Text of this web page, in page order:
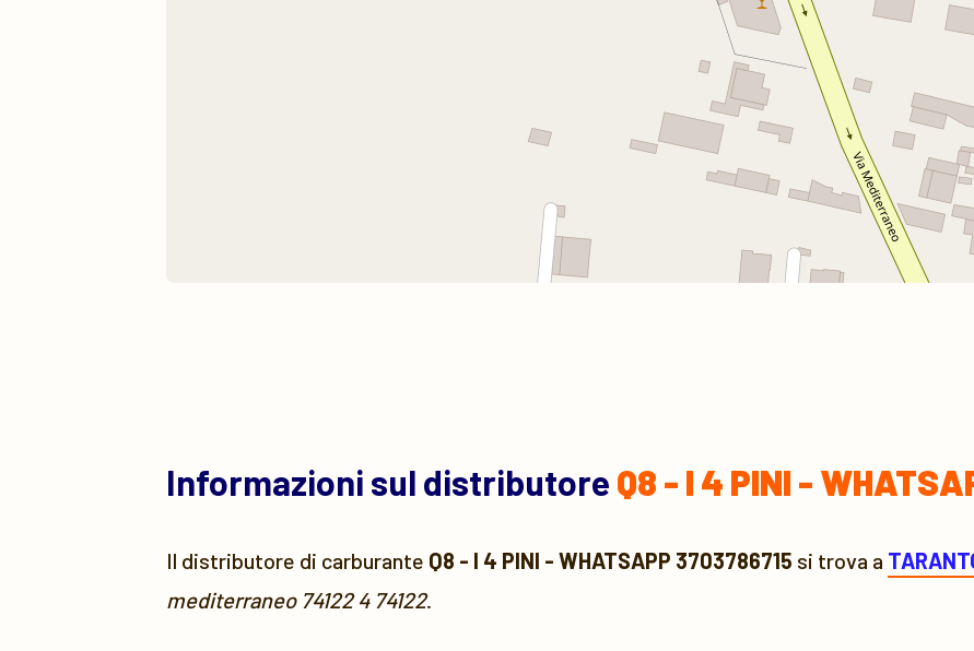
Informazioni sul distributore Q8 - I 4 PINI -
Il distributore di carburante Q8 - I 4 PINI - WHATSAPP 3703786715 si trova a
mediterraneo 74122 4 74122.